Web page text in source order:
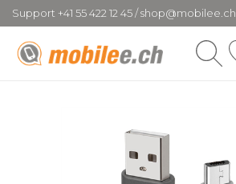
Support +41 55 422 12 45 / shop@mobilee.ch